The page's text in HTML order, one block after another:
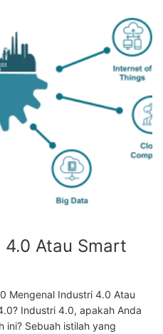
Atau Smart
Mengenal Industri 4.0 Atau
Industri 4.0, apakah Anda
ini? Sebuah istilah yang